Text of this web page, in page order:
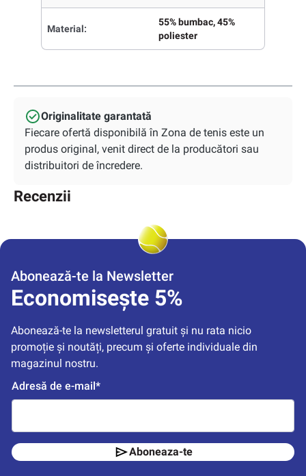
Material:
55% bumbac, 45%
poliester
Originalitate garantată
Fiecare ofertă disponibilă în Zona de tenis este un
produs original, venit direct de la producători sau
distribuitori de încredere.
Recenzii
Abonează-te la Newsletter
Economisește 5%
Abonează-te la newsletterul gratuit și nu rata nicio
promoție și noutăți, precum și oferte individuale din
magazinul nostru.
Adresă de e-mail*
Aboneaza-te